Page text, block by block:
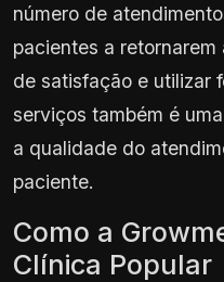
número de
pacientes a
de satisfação e utilizar
serviços também é
a qualidade do
paciente.
Como a
Clínica Popular